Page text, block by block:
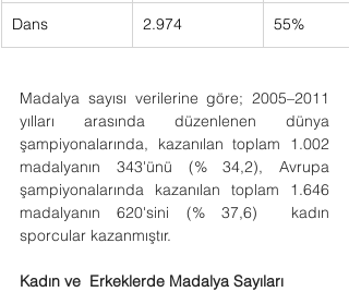
Dans 2.974 55%
Madalya sayısı verilerine göre; 2005–2011
yılları arasında düzenlenen dünya
şampiyonalarında, kazanılan toplam 1.002
madalyanın 343'ünü (% 34,2), Avrupa
şampiyonalarında kazanılan toplam 1.646
madalyanın 620'sini (% 37,6)  kadın
sporcular kazanmıştır.
Kadın ve  Erkeklerde Madalya Sayıları